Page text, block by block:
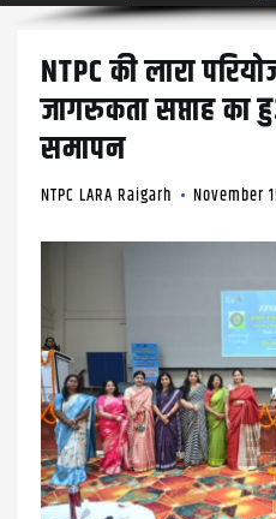
NTPC की लारा
जागरुकता सप्ताह का
समापन
NTPC LARA Raigarh November